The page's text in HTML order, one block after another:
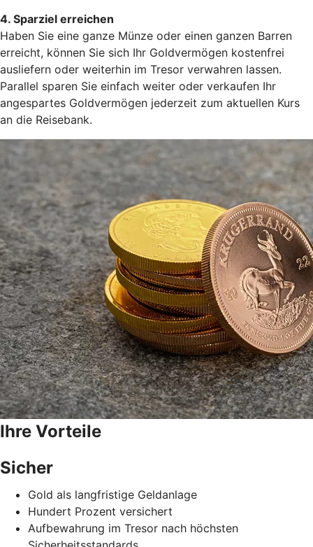
4. Sparziel erreichen
Haben Sie eine ganze Münze oder einen ganzen Barren
erreicht, können Sie sich Ihr Goldvermögen kostenfrei
ausliefern oder weiterhin im Tresor verwahren lassen.
Parallel sparen Sie einfach weiter oder verkaufen Ihr
angespartes Goldvermögen jederzeit zum aktuellen Kurs
an die Reisebank.
Ihre Vorteile
Sicher
Gold als langfristige Geldanlage
Hundert Prozent versichert
Aufbewahrung im Tresor nach höchsten